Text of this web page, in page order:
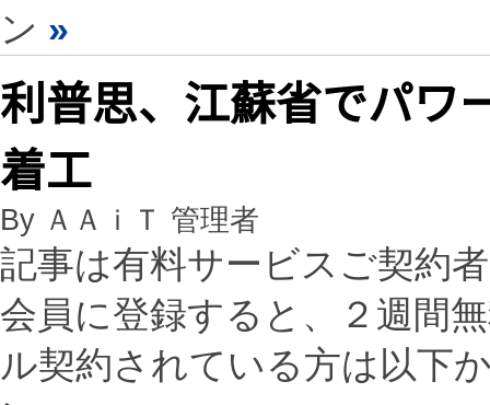
ン »
利普思、江蘇省でパワ
着工
By ＡＡｉＴ 管理者
記事は有料サービスご契約
会員に登録すると、２週間
ル契約されている方は以下